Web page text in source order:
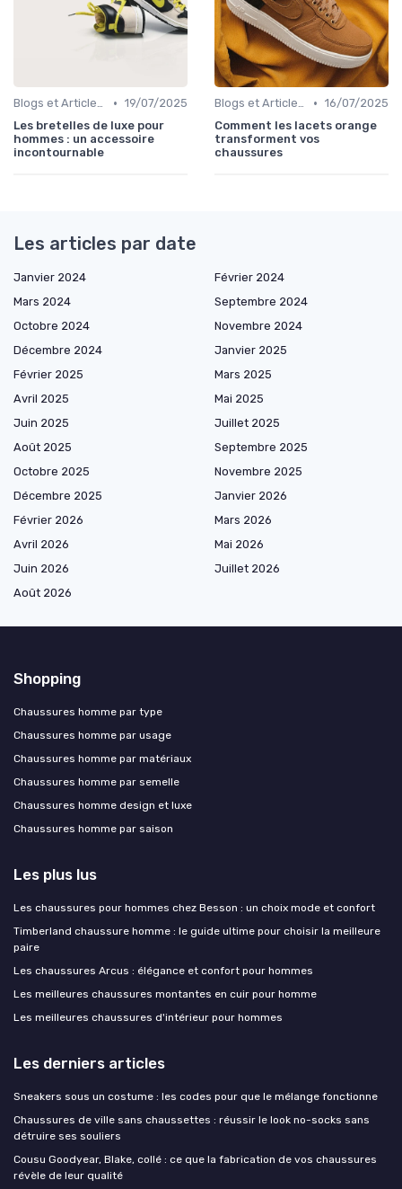
Blogs et Articles de Mode • 19/07/2025
Les bretelles de luxe pour
hommes : un accessoire
incontournable
Blogs et Articles de Mode • 16/07/2025
Comment les lacets orange
transforment vos
chaussures
Les articles par date
Janvier 2024
Février 2024
Mars 2024
Septembre 2024
Octobre 2024
Novembre 2024
Décembre 2024
Janvier 2025
Février 2025
Mars 2025
Avril 2025
Mai 2025
Juin 2025
Juillet 2025
Août 2025
Septembre 2025
Octobre 2025
Novembre 2025
Décembre 2025
Janvier 2026
Février 2026
Mars 2026
Avril 2026
Mai 2026
Juin 2026
Juillet 2026
Août 2026
Shopping
Chaussures homme par type
Chaussures homme par usage
Chaussures homme par matériaux
Chaussures homme par semelle
Chaussures homme design et luxe
Chaussures homme par saison
Les plus lus
Les chaussures pour hommes chez Besson : un choix mode et confort
Timberland chaussure homme : le guide ultime pour choisir la meilleure
paire
Les chaussures Arcus : élégance et confort pour hommes
Les meilleures chaussures montantes en cuir pour homme
Les meilleures chaussures d'intérieur pour hommes
Les derniers articles
Sneakers sous un costume : les codes pour que le mélange fonctionne
Chaussures de ville sans chaussettes : réussir le look no-socks sans
détruire ses souliers
Cousu Goodyear, Blake, collé : ce que la fabrication de vos chaussures
révèle de leur qualité